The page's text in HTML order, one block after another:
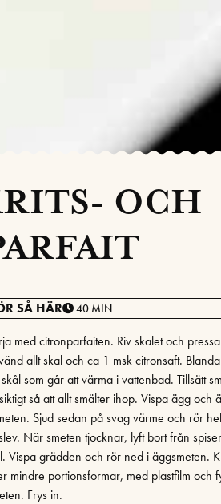
OCH
SÅ HÄR 40 MIN
med citronparfaiten. Riv skalet och
allt skal och ca 1 msk citronsaft.
som går att värma i vattenbad. Tillsätt
så att allt smälter ihop. Vispa ägg och
Sjud sedan på svag värme och rör
När smeten tjocknar, lyft bort från
Vispa grädden och rör ned i äggsmeten.
mindre portionsformar, med plastfilm och
Frys in.